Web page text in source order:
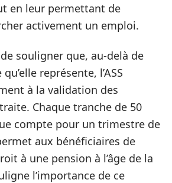
en leur permettant de
activement un emploi.
souligner que, au-delà de
représente, l’ASS
à la validation des
Chaque tranche de 50
compte pour un trimestre de
aux bénéficiaires de
à une pension à l’âge de la
l’importance de ce